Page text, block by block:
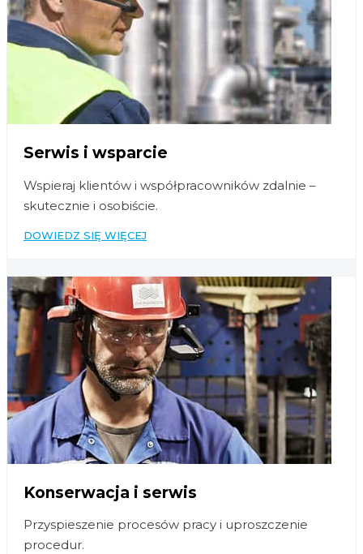
Serwis i wsparcie
Wspieraj klientów i współpracowników zdalnie –
skutecznie i osobiście.
DOWIEDZ SIĘ WIĘCEJ
Konserwacja i serwis
Przyspieszenie procesów pracy i uproszczenie
procedur.